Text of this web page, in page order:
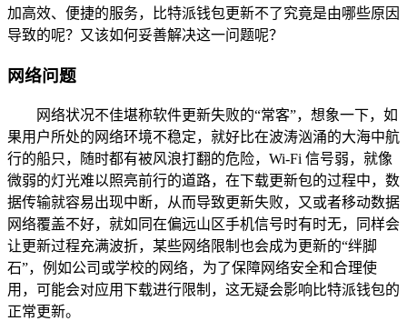
加高效、便捷的服务，比特派钱包更新不了究竟是由哪些原因
导致的呢？又该如何妥善解决这一问题呢？
网络问题
网络状况不佳堪称软件更新失败的“常客”，想象一下，如
果用户所处的网络环境不稳定，就好比在波涛汹涌的大海中航
行的船只，随时都有被风浪打翻的危险，Wi-Fi 信号弱，就像
微弱的灯光难以照亮前行的道路，在下载更新包的过程中，数
据传输就容易出现中断，从而导致更新失败，又或者移动数据
网络覆盖不好，就如同在偏远山区手机信号时有时无，同样会
让更新过程充满波折，某些网络限制也会成为更新的“绊脚
石”，例如公司或学校的网络，为了保障网络安全和合理使
用，可能会对应用下载进行限制，这无疑会影响比特派钱包的
正常更新。